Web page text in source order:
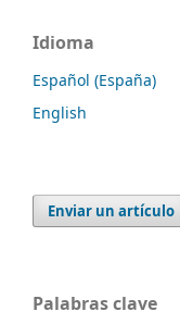
Idioma
Español (España)
English
Enviar un artículo
Palabras clave